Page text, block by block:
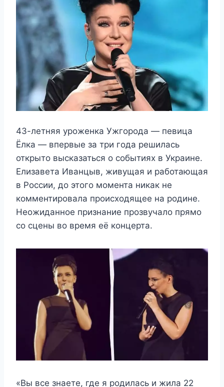
43-летняя уроженка Ужгорода — певица
Ёлка — впервые за три года решилась
открыто высказаться о событиях в Украине.
Елизавета Иванцыв, живущая и работающая
в России, до этого момента никак не
комментировала происходящее на родине.
Неожиданное признание прозвучало прямо
со сцены во время её концерта.
«Вы все знаете, где я родилась и жила 22